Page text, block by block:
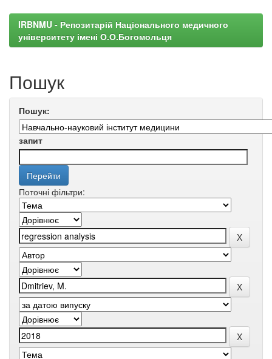
IRBNMU - Репозитарій Національного медичного
університету імені О.О.Богомольця
Пошук
Пошук:
запит
Поточні фільтри: